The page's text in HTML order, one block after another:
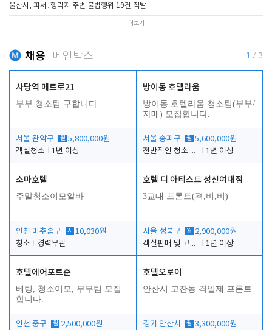
울산시, 피서․행락지 주변 불법행위 19건 적발
더보기
채용 메인박스 1 / 3
사당역 메트로21
부부 청소팀 구합니다
서울 관악구 월 5,800,000원
객실청소
1년 이상
방이동 호텔라움
방이동 호텔라움 청소팀(부부/
자매) 모집합니다.
서울 송파구 월 5,600,000원
전반적인 청소 업무(객실청소.객실정리)
1년 이상
소마호텔
주말청소이모알바
인천 미추홀구 시 10,030원
청소
경력무관
호텔 디 아티스트 성신여대점
3교대 프론트(격,비,비)
서울 성북구 월 2,900,000원
객실판매 및 고객응대
1년 이상
호텔에어포트준
베팅, 청소이모, 부부팀 모집
합니다.
인천 중구 월 2,500,000원
호텔오로이
안산시 고잔동 격일제 프론트
경기 안산시 월 3,300,000원